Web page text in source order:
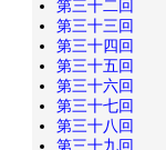
第三十二回
第三十三回
第三十四回
第三十五回
第三十六回
第三十七回
第三十八回
第三十九回